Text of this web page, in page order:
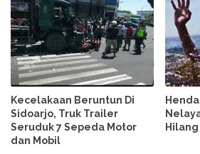
Kecelakaan Beruntun Di
Sidoarjo, Truk Trailer
Seruduk 7 Sepeda Motor
dan Mobil